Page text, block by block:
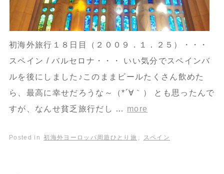
初海外旅行１８日目（２００９．１．２５）・・・
スペイン / バルセロナ・・・ いい気分でスペインバ
ルを後にしました♪このままビールたくさん飲めた
ら、最高に幸せだろうな～（*´∀｀） とも思ったんで
すが、なんせ貧乏旅行だし … more
Posted in 初海外ヨーロッパ周遊ひとり旅 , スペイン